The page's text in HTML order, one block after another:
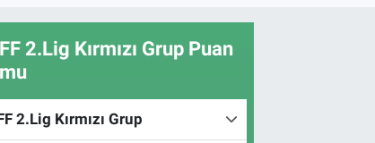
2.Lig Kırmızı Grup Puan
2.Lig Kırmızı Grup